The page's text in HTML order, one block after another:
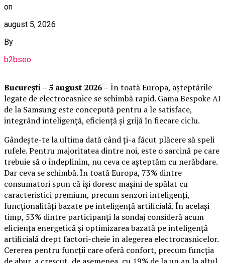
on
august 5, 2026
By
b2bseo
București – 5 august 2026 – În toată Europa, așteptările
legate de electrocasnice se schimbă rapid. Gama Bespoke AI
de la Samsung este concepută pentru a le satisface,
integrând inteligență, eficiență și grijă în fiecare ciclu.
Gândește-te la ultima dată când ți-a făcut plăcere să speli
rufele. Pentru majoritatea dintre noi, este o sarcină pe care
trebuie să o îndeplinim, nu ceva ce așteptăm cu nerăbdare.
Dar ceva se schimbă. În toată Europa, 73% dintre
consumatori spun că își doresc mașini de spălat cu
caracteristici premium, precum senzori inteligenți,
funcționalități bazate pe inteligență artificială. În același
timp, 53% dintre participanți la sondaj consideră acum
eficiența energetică și optimizarea bazată pe inteligență
artificială drept factori-cheie în alegerea electrocasnicelor.
Cererea pentru funcții care oferă confort, precum funcția